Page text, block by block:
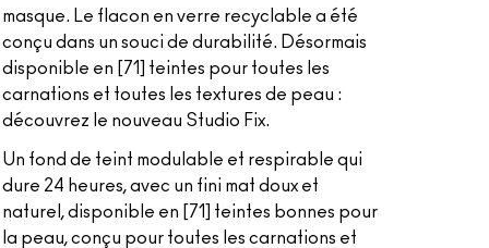
masque. Le flacon en verre recyclable a été
conçu dans un souci de durabilité. Désormais
disponible en [71] teintes pour toutes les
carnations et toutes les textures de peau :
découvrez le nouveau Studio Fix.
Un fond de teint modulable et respirable qui
dure 24 heures, avec un fini mat doux et
naturel, disponible en [71] teintes bonnes pour
la peau, conçu pour toutes les carnations et